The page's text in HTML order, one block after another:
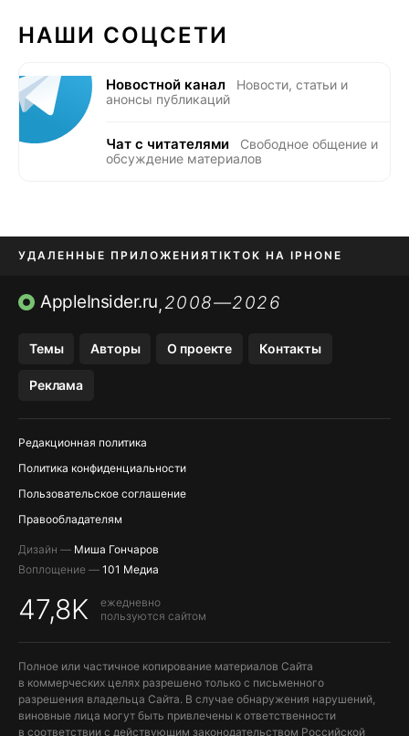
НАШИ СОЦСЕТИ
Новостной канал
Новости, статьи и
анонсы публикаций
Чат с читателями
Свободное общение и
обсуждение материалов
УДАЛЕННЫЕ ПРИЛОЖЕНИЯTIKTOK НА IPHONE
ПРИЛОЖЕНИЯ БЕЗ APP STORE
AppleInsider.ru,2008—2026
Темы Авторы О проекте Контакты
Реклама
Редакционная политика
Политика конфиденциальности
Пользовательское соглашение
Правообладателям
Дизайн — Миша Гончаров
Воплощение — 101 Медиа
47,8K
ежедневно
пользуются сайтом
Полное или частичное копирование материалов Сайта
в коммерческих целях разрешено только с письменного
разрешения владельца Сайта. В случае обнаружения нарушений,
виновные лица могут быть привлечены к ответственности
в соответствии с действующим законодательством Российской